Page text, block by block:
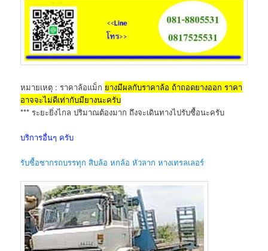
หมายเหตุ : ราคาล้อแม็ก ยางมีผลกับราคาล้อ ถ้าถอดยางออก ราคา
อาจจะไม่ดีเท่ากับมียางนะครับ
*** ระยะยิ่งไกล ปริมาณต้องมาก ถึงจะเดินทางไปรับซื้อนะครับ
บริการอื่นๆ ครับ
รับซื้อซากรถบรรทุก สิบล้อ หกล้อ หัวลาก หางเทรลเลอร์